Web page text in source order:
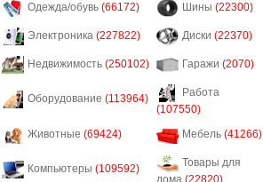
Одежда/обувь (66172) Шины (22300)
Электроника (227822) Диски (22370)
Недвижимость (250102) Гаражи (2070)
Оборудование (113964)
Работа
(107550)
Животные (69424) Мебель (41266)
Компьютеры (109592)
Товары для
дома (22820)